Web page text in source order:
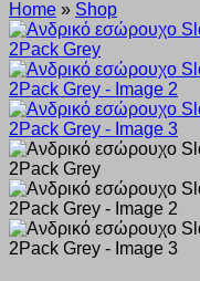
Home » Shop